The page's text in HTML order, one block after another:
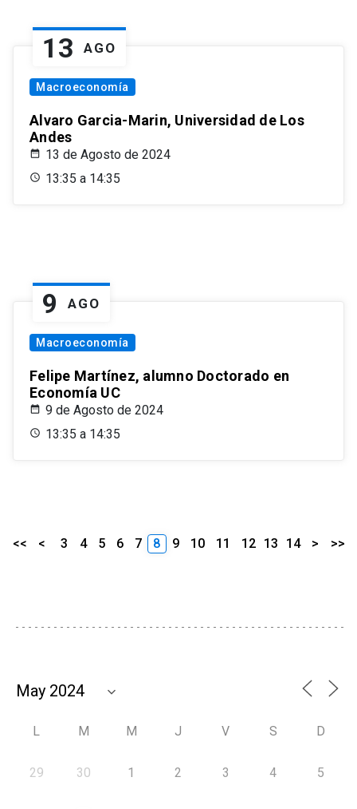
13 AGO
Macroeconomía
Alvaro Garcia-Marin, Universidad de Los
Andes
13 de Agosto de 2024
13:35 a 14:35
9 AGO
Macroeconomía
Felipe Martínez, alumno Doctorado en
Economía UC
9 de Agosto de 2024
13:35 a 14:35
<< < 3 4 5 6 7 8 9 10 11 12 13 14 > >>
L M M J V S D
29 30 1 2 3 4 5